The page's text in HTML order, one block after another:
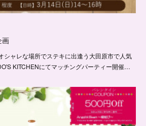
画
シャレな場所でステキに出逢う大田原市で人気
KITCHENにてマッチングパーティー開催…